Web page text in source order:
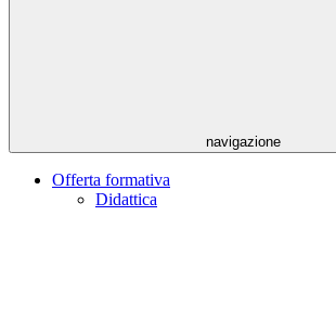
navigazione
Offerta formativa
Didattica